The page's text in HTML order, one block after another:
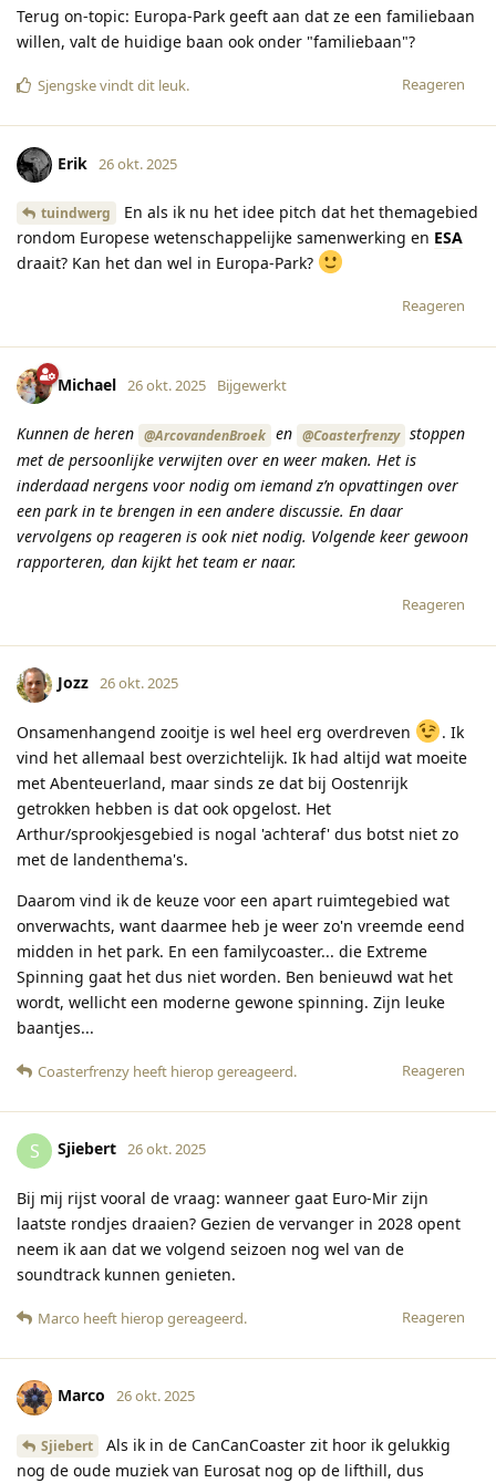
Terug on-topic: Europa-Park geeft aan dat ze een familiebaan
willen, valt de huidige baan ook onder "familiebaan"?
Reageren
Sjengskevindt dit leuk.
Erik 26 okt. 2025
tuindwerg
En als ik nu het idee pitch dat het themagebied
rondom Europese wetenschappelijke samenwerking en ESA
draait? Kan het dan wel in Europa-Park?
Reageren
Michael 26 okt. 2025 Bijgewerkt
Kunnen de heren @ArcovandenBroek en @Coasterfrenzy stoppen
met de persoonlijke verwijten over en weer maken. Het is
inderdaad nergens voor nodig om iemand z’n opvattingen over
een park in te brengen in een andere discussie. En daar
vervolgens op reageren is ook niet nodig. Volgende keer gewoon
rapporteren, dan kijkt het team er naar.
Reageren
Jozz 26 okt. 2025
Onsamenhangend zooitje is wel heel erg overdreven
. Ik
vind het allemaal best overzichtelijk. Ik had altijd wat moeite
met Abenteuerland, maar sinds ze dat bij Oostenrijk
getrokken hebben is dat ook opgelost. Het
Arthur/sprookjesgebied is nogal 'achteraf' dus botst niet zo
met de landenthema's.
Daarom vind ik de keuze voor een apart ruimtegebied wat
onverwachts, want daarmee heb je weer zo'n vreemde eend
midden in het park. En een familycoaster... die Extreme
Spinning gaat het dus niet worden. Ben benieuwd wat het
wordt, wellicht een moderne gewone spinning. Zijn leuke
baantjes...
Reageren
Coasterfrenzy heeft hierop gereageerd.
S Sjiebert 26 okt. 2025
Bij mij rijst vooral de vraag: wanneer gaat Euro-Mir zijn
laatste rondjes draaien? Gezien de vervanger in 2028 opent
neem ik aan dat we volgend seizoen nog wel van de
soundtrack kunnen genieten.
Reageren
Marco heeft hierop gereageerd.
Marco 26 okt. 2025
Sjiebert
Als ik in de CanCanCoaster zit hoor ik gelukkig
nog de oude muziek van Eurosat nog op de lifthill, dus